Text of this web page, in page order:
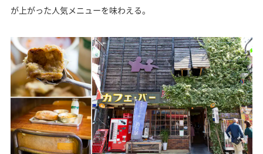
が上がった人気メニューを味わえる。